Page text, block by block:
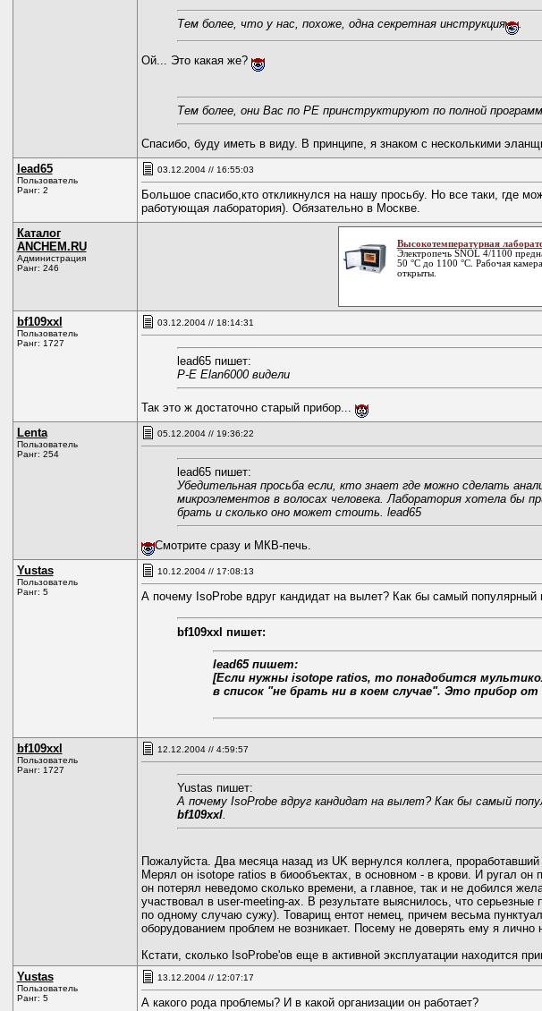
Тем более, что у нас, похоже, одна секретная инструкция .
Ой... Это какая же?
Тем более, они Вас по РЕ принструктируют по полной
Спасибо, буду иметь в виду. В принципе, я знаком с несколькими
lead65
Пользователь
Ранг: 2
03.12.2004 // 16:55:03
Большое спасибо,кто откликнулся на нашу просьбу. Но все таки, где
работующая лаборатория). Обязательно в Москве.
Каталог
ANCHEM.RU
Администрация
Ранг: 246
Высокотемпературная
Электропечь SNOL 4/1100
50 °С до 1100 °С. Рабочая
открыты.
bf109xxl
Пользователь
Ранг: 1727
03.12.2004 // 18:14:31
lead65 пишет:
P-E Elan6000 видели
Так это ж достаточно старый прибор...
Lenta
Пользователь
Ранг: 254
05.12.2004 // 19:36:22
lead65 пишет:
Убедительная просьба если, кто знает где можно сделать
микроэлементов в волосах человека. Лаборатория хотела бы
брать и сколько оно может стоить. lead65
Смотрите сразу и МКВ-печь.
Yustas
Пользователь
Ранг: 5
10.12.2004 // 17:08:13
А почему IsoProbe вдруг кандидат на вылет? Как бы самый
bf109xxl пишет:
lead65 пишет:
[Если нужны isotope ratios, то понадобится
в список "не брать ни в коем случае". Это прибор от
bf109xxl
Пользователь
Ранг: 1727
12.12.2004 // 4:59:57
Yustas пишет:
А почему IsoProbe вдруг кандидат на вылет? Как бы самый
bf109xxl.
Пожалуйста. Два месяца назад из UK вернулся коллега,
Мерял он isotope ratios в биообъектах, в основном - в крови. И ругал он
он потерял неведомо сколько времени, а главное, так и не добился
участвовал в user-meeting-ах. В результате выяснилось, что
по одному случаю сужу). Товарищ ентот немец, причем весьма
оборудованием проблем не возникает. Посему не доверять ему я лично
Кстати, сколько IsoProbe'ов еще в активной эксплуатации находится
Yustas
Пользователь
Ранг: 5
13.12.2004 // 12:07:17
А какого рода проблемы? И в какой организации он работает?